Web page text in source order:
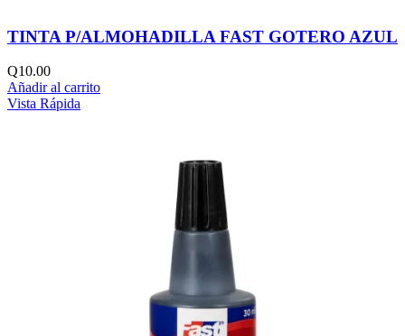
TINTA P/ALMOHADILLA FAST GOTERO AZUL
Q10.00
Añadir al carrito
Vista Rápida